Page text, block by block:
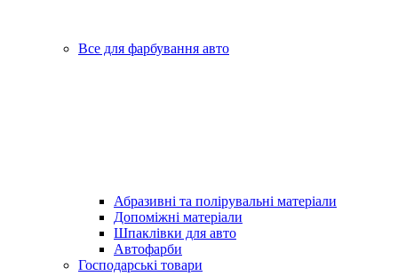
Все для фарбування авто
Абразивні та полірувальні матеріали
Допоміжні матеріали
Шпаклівки для авто
Автофарби
Господарські товари